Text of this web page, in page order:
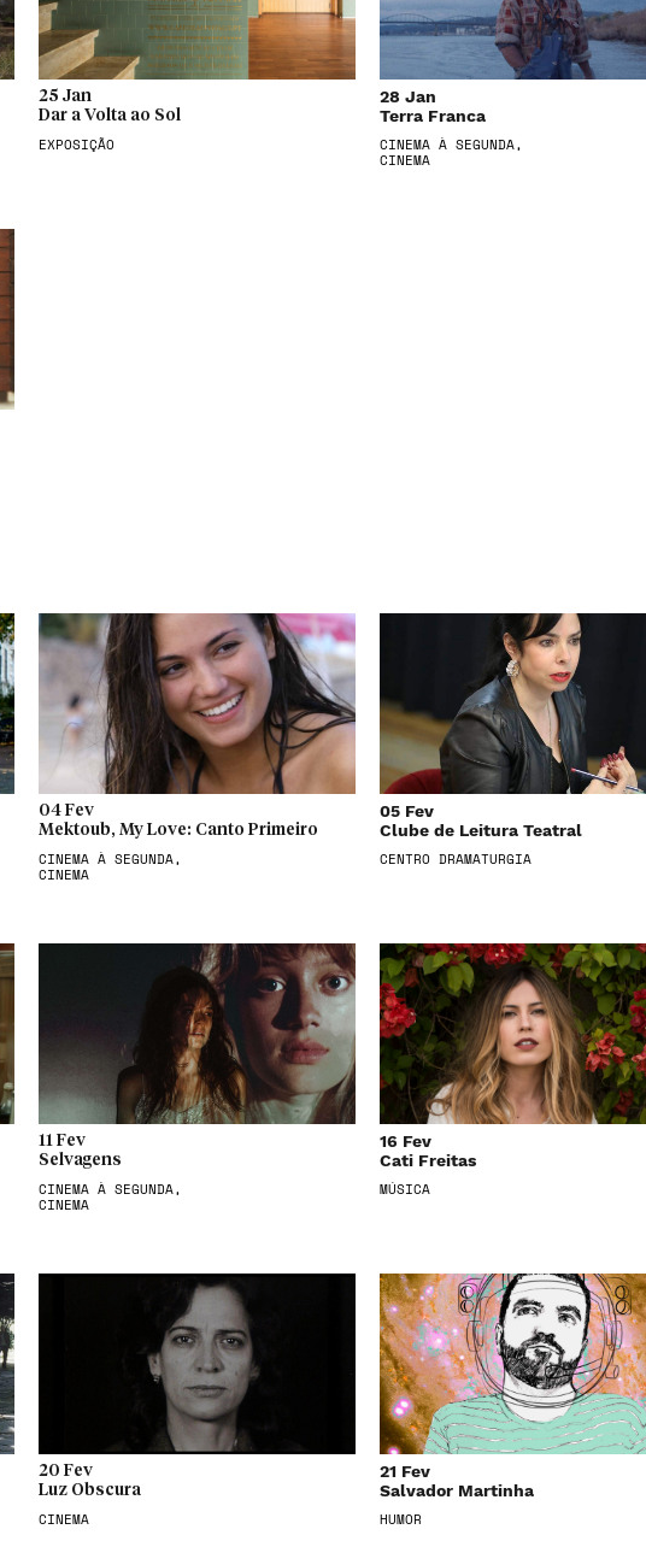
25 Jan
Dar a Volta ao Sol
EXPOSIÇÃO
28 Jan
Terra Franca
CINEMA À SEGUNDA,
CINEMA
04 Fev
Mektoub, My Love: Canto Primeiro
CINEMA À SEGUNDA,
CINEMA
05 Fev
Clube de Leitura Teatral
CENTRO DRAMATURGIA
11 Fev
Selvagens
CINEMA À SEGUNDA,
CINEMA
16 Fev
Cati Freitas
MÚSICA
20 Fev
Luz Obscura
CINEMA
21 Fev
Salvador Martinha
HUMOR